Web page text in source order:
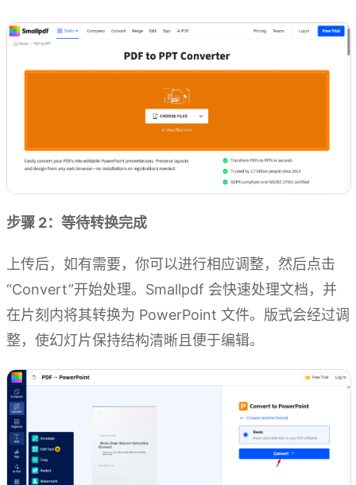
步骤 2：等待转换完成
上传后，如有需要，你可以进行相应调整，然后点击
“Convert”开始处理。Smallpdf 会快速处理文档，并
在片刻内将其转换为 PowerPoint 文件。版式会经过调
整，使幻灯片保持结构清晰且便于编辑。